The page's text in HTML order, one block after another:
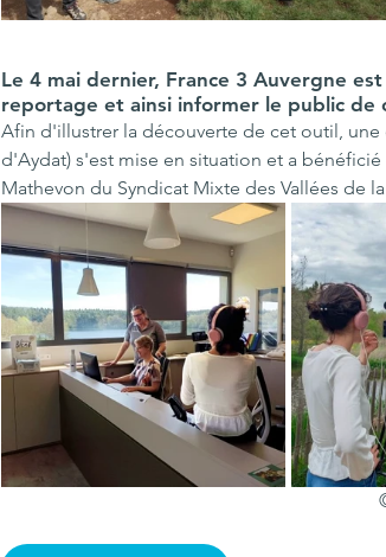
Le 4 mai dernier, France 3 Auvergne
reportage et ainsi informer le public
Afin d'illustrer la découverte de cet outil,
d'Aydat) s'est mise en situation et a
Mathevon du Syndicat Mixte des Vallées de